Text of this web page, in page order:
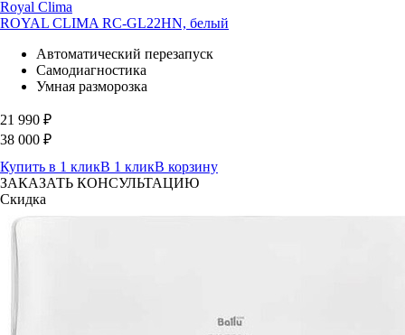
Royal Clima
ROYAL CLIMA RC-GL22HN, белый
Автоматический перезапуск
Самодиагностика
Умная разморозка
21 990 ₽
38 000 ₽
Купить в 1 кликВ 1 кликВ корзину
ЗАКАЗАТЬ КОНСУЛЬТАЦИЮ
Скидка